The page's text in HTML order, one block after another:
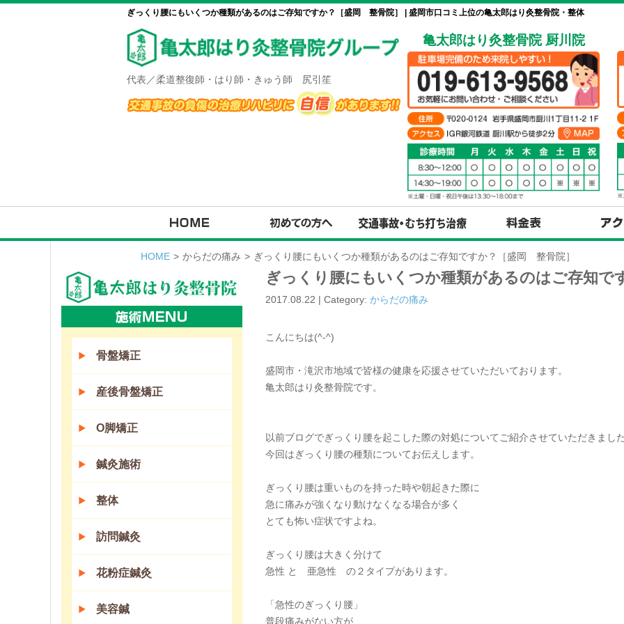
ぎっくり腰にもいくつか種類があるのはご存知ですか？［盛岡 整骨院］ | 盛岡市口コミ上位の亀太郎はり灸整骨院・整体
代表／柔道整復師・はり師・きゅう師 尻引笙
亀太郎はり灸整骨院 厨川院
HOME > からだの痛み > ぎっくり腰にもいくつか種類があるのはご存知ですか？［盛岡 整骨院］
ぎっくり腰にもいくつか種類があるのはご存知
2017.08.22 | Category: からだの痛み
こんにちは(^-^)
盛岡市・滝沢市地域で皆様の健康を応援させていただいております。
亀太郎はり灸整骨院です。
以前ブログでぎっくり腰を起こした際の対処についてご紹介させていただきまし
今回はぎっくり腰の種類についてお伝えします。
ぎっくり腰は重いものを持った時や朝起きた際に
急に痛みが強くなり動けなくなる場合が多く
とても怖い症状ですよね。
ぎっくり腰は大きく分けて
急性 と 亜急性 の２タイプがあります。
「急性のぎっくり腰」
普段痛みがない方が
骨盤矯正
産後骨盤矯正
O脚矯正
鍼灸施術
整体
訪問鍼灸
花粉症鍼灸
美容鍼